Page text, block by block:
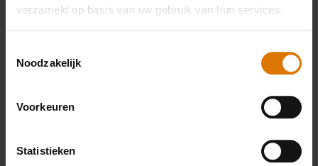
verzameld op basis van uw gebruik van hun services.
Noodzakelijk
Voorkeuren
Statistieken